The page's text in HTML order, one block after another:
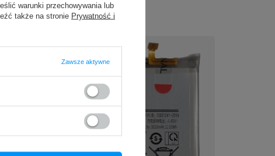
warunki przechowywania lub
także na stronie Prywatność i
Zawsze aktywne